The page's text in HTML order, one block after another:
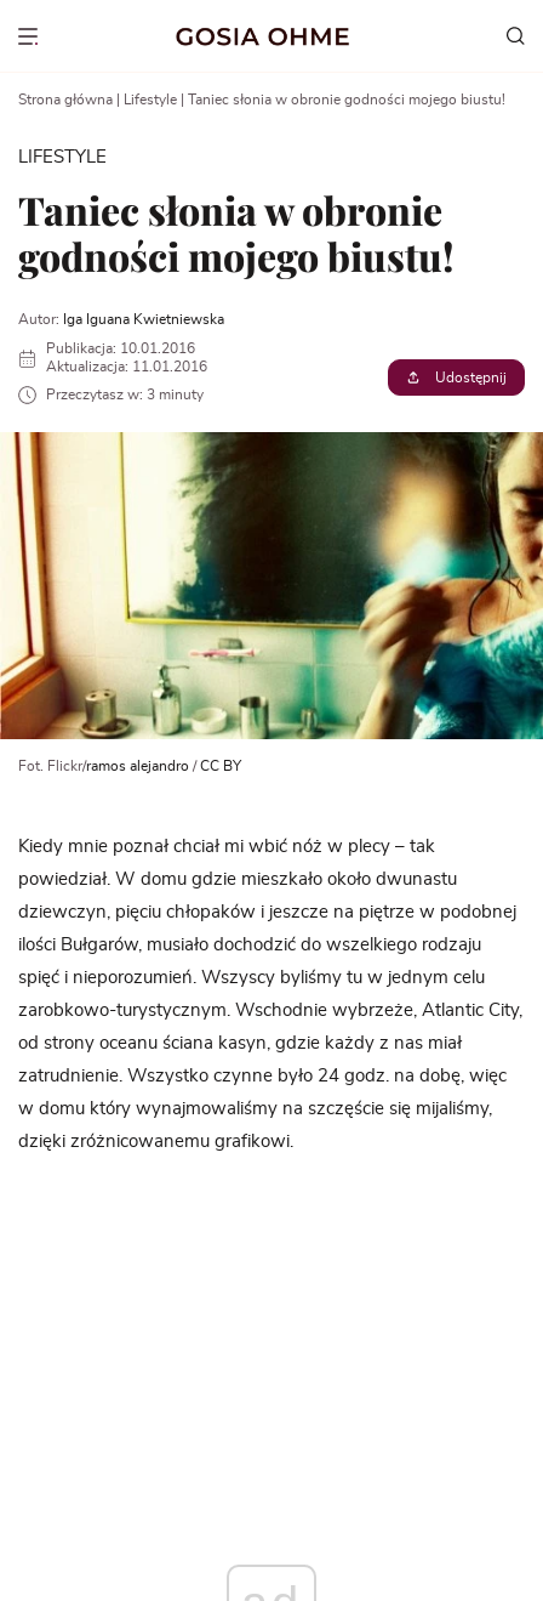
Show menu
Strona główna Lifestyle Taniec słonia w obronie godności mojego biustu!
LIFESTYLE
Taniec słonia w obronie
godności mojego biustu!
Autor: Iga Iguana Kwietniewska
Publikacja: 10.01.2016
Aktualizacja: 11.01.2016
Przeczytasz w: 3 minuty
Udostępnij
Fot. Flickr/ramos alejandro /CC BY
Kiedy mnie poznał chciał mi wbić nóż w plecy – tak
powiedział. W domu gdzie mieszkało około dwunastu
dziewczyn, pięciu chłopaków i jeszcze na piętrze w podobnej
ilości Bułgarów, musiało dochodzić do wszelkiego rodzaju
spięć i nieporozumień. Wszyscy byliśmy tu w jednym celu
zarobkowo-turystycznym. Wschodnie wybrzeże, Atlantic City,
od strony oceanu ściana kasyn, gdzie każdy z nas miał
zatrudnienie. Wszystko czynne było 24 godz. na dobę, więc
w domu który wynajmowaliśmy na szczęście się mijaliśmy,
dzięki zróżnicowanemu grafikowi.